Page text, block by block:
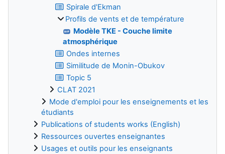
Spirale d'Ekman
Profils de vents et de température
Modèle TKE - Couche limite
atmosphérique
Ondes internes
Similitude de Monin-Obukov
Topic 5
CLAT 2021
Mode d'emploi pour les enseignements et les
étudiants
Publications of students works (English)
Ressources ouvertes enseignantes
Usages et outils pour les enseignants